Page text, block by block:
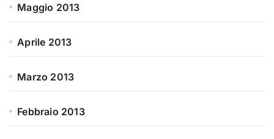
Maggio 2013
Aprile 2013
Marzo 2013
Febbraio 2013